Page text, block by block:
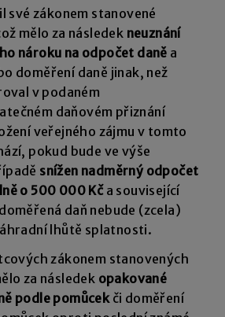
své zákonem stanovené
mělo za následek neuznání
nároku na odpočet daně a
doměření daně jinak, než
v podaném
daňovém přiznání
veřejného zájmu v tomto
pokud bude ve výše
snížen nadměrný odpočet
o 500 000 Kč a související
daň nebude (zcela)
lhůtě splatnosti.
zákonem stanovených
za následek opakované
podle pomůcekči doměření